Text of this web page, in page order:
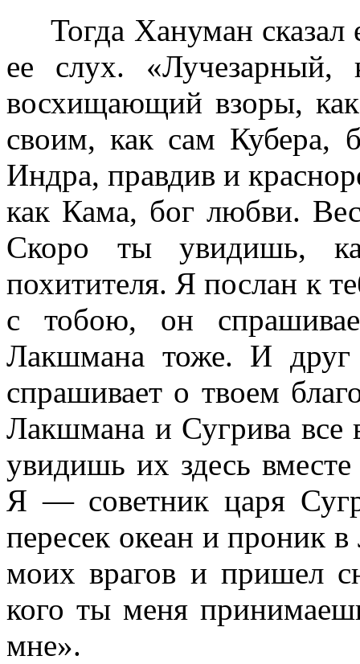
Тогда Хануман сказал
ее слух. «Лучезарный,
восхищающий взоры,
своим, как сам Кубера,
Индра, правдив и
как Кама, бог любви.
Скоро ты увидишь,
похитителя. Я послан к
с тобою, он
Лакшмана тоже. И друг
спрашивает о твоем
Лакшмана и Сугрива все
увидишь их здесь
Я — советник царя
пересек океан и проник
моих врагов и пришел
кого ты меня
мне».